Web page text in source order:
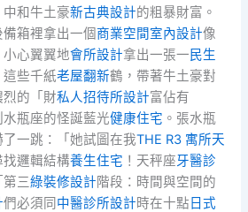
和牛土豪新古典設計的粗暴財富。
箱裡拿出一個商業空間室內設計像
小心翼翼地會所設計拿出一張一民生
這些千紙老屋翻新鶴，帶著牛土豪對
烈的「財私人招待所設計富佔有
瓶座的怪誕藍光健康住宅 。張水瓶
了一跳：「她試圖在我THE R3 寓所天
找邏輯結構養生住宅 ！天秤座牙醫診
第三綠裝修設計階段：時間與空間的
們必須同中醫診所設計時在十點 日式